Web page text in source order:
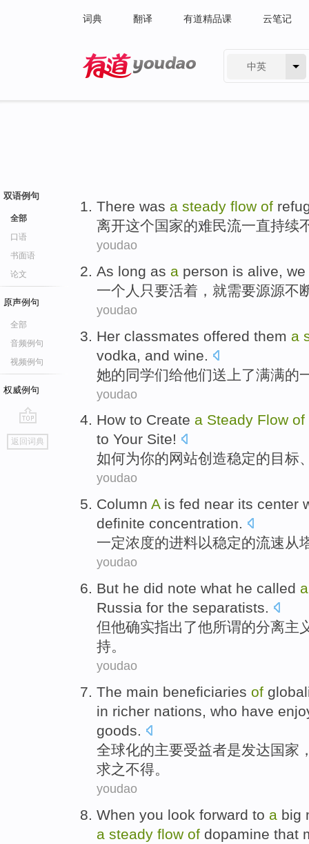
词典 翻译 有道精品课 云笔记
中英
双语例句
全部
口语
书面语
论文
原声例句
全部
音频例句
视频例句
权威例句
go
top
返回词典
There was a steady flow of
离开这个国家的难民流一直持续
youdao
As long as a person is alive, we
一个 人 只要活着 ， 就需要源源不
youdao
Her classmates offered them a
vodka
and wine
她的同学们给他们送上了满满的
youdao
How to Create a Steady Flow of
to Your Site!
如何为你的网站创造稳定的目标
youdao
Column Ais fed near its center
definite concentration.
一定浓度的进料以稳定的流速 从
youdao
But he did note what he called
Russia for the separatists.
但他确实指出了他所谓的分离主
持。
youdao
The main beneficiaries of
in richer nations, who have
goods.
全球化的主要受益者是发达国家
求之不得。
youdao
When you look forward to a big
a steady flow of dopamine that